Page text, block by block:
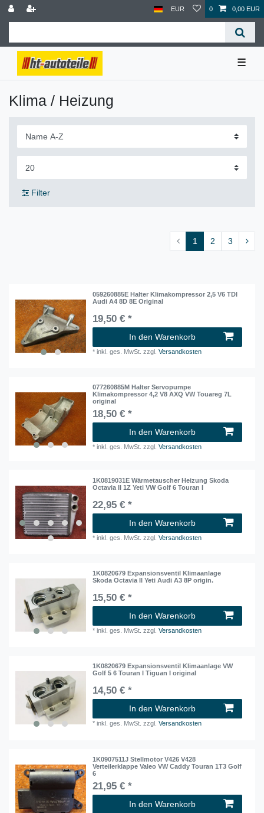
EUR 0 0,00 EUR
☰
Klima / Heizung
Filter
1 2 3
059260885E Halter Klimakompressor 2,5 V6 TDI
Audi A4 8D 8E Original
19,50 € *
In den Warenkorb
*inkl. ges. MwSt. zzgl.Versandkosten
077260885M Halter Servopumpe
Klimakompressor 4,2 V8 AXQ VW Touareg 7L
original
18,50 € *
In den Warenkorb
*inkl. ges. MwSt. zzgl.Versandkosten
1K0819031E Wärmetauscher Heizung Skoda
Octavia II 1Z Yeti VW Golf 6 Touran I
22,95 € *
In den Warenkorb
*inkl. ges. MwSt. zzgl.Versandkosten
1K0820679 Expansionsventil Klimaanlage
Skoda Octavia II Yeti Audi A3 8P origin.
15,50 € *
In den Warenkorb
*inkl. ges. MwSt. zzgl.Versandkosten
1K0820679 Expansionsventil Klimaanlage VW
Golf 5 6 Touran I Tiguan I original
14,50 € *
In den Warenkorb
*inkl. ges. MwSt. zzgl.Versandkosten
1K0907511J Stellmotor V426 V428
Verteilerklappe Valeo VW Caddy Touran 1T3 Golf
6
21,95 € *
In den Warenkorb